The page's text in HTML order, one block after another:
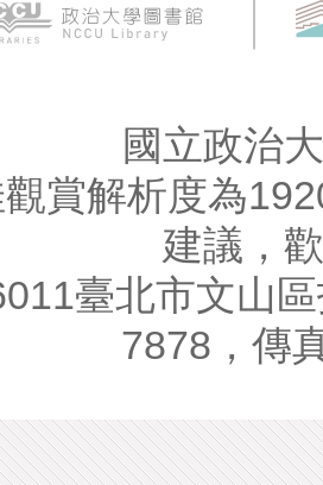
國立政治
賞解析度為
建議，
臺北市文山
7878，傳